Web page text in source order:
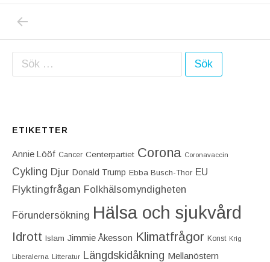
Inläggsnavigering
Sök efter:
ETIKETTER
Annie Lööf Cancer Centerpartiet‎ Corona Coronavaccin
Cykling Djur Donald Trump Ebba Busch-Thor EU
Flyktingfrågan Folkhälsomyndigheten
Förundersökning Hälsa och sjukvård
Idrott Islam Jimmie Åkesson Klimatfrågor Konst Krig
Liberalerna Litteratur Längdskidåkning Mellanöstern